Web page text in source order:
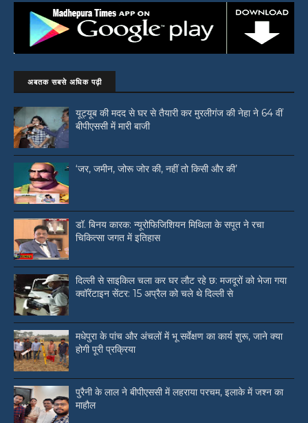
अबतक सबसे अधिक पढ़ी
यूट्यूब की मदद से घर से तैयारी कर मुरलीगंज की नेहा ने 64 वीं
बीपीएससी में मारी बाजी
‘जर, जमीन, जोरू जोर की, नहीं तो किसी और की’
डॉ. बिनय कारक: न्यूरोफिजिशियन मिथिला के सपूत ने रचा
चिकित्सा जगत में इतिहास
दिल्ली से साइकिल चला कर घर लौट रहे छ: मजदूरों को भेजा गया
क्वॉरेंटाइन सेंटर: 15 अप्रैल को चले थे दिल्ली से
मधेपुरा के पांच और अंचलों में भू सर्वेक्षण का कार्य शुरू, जाने क्या
होगी पूरी प्रक्रिया
पुरैनी के लाल ने बीपीएससी में लहराया परचम, इलाके में जश्न का
माहौल